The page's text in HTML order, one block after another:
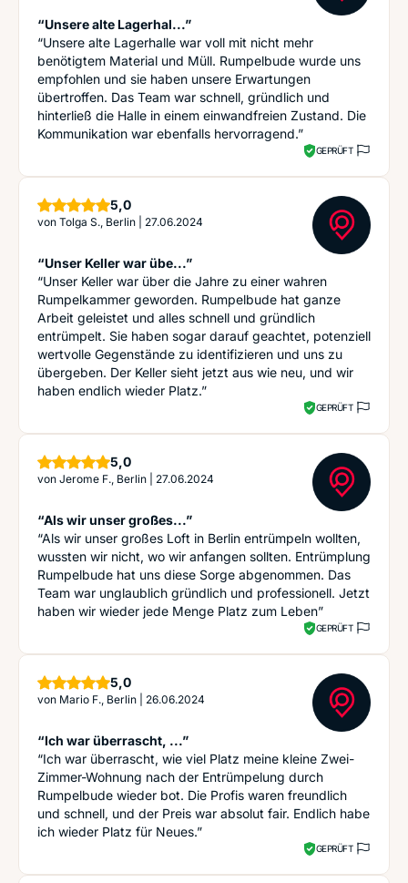
“Unsere alte Lagerhal...”
“Unsere alte Lagerhalle war voll mit nicht mehr
benötigtem Material und Müll. Rumpelbude wurde uns
empfohlen und sie haben unsere Erwartungen
übertroffen. Das Team war schnell, gründlich und
hinterließ die Halle in einem einwandfreien Zustand. Die
Kommunikation war ebenfalls hervorragend.”
GEPRÜFT
5,0Sterne
von Tolga S., Berlin 27.06.2024
“Unser Keller war übe...”
“Unser Keller war über die Jahre zu einer wahren
Rumpelkammer geworden. Rumpelbude hat ganze
Arbeit geleistet und alles schnell und gründlich
entrümpelt. Sie haben sogar darauf geachtet, potenziell
wertvolle Gegenstände zu identifizieren und uns zu
übergeben. Der Keller sieht jetzt aus wie neu, und wir
haben endlich wieder Platz.”
GEPRÜFT
5,0Sterne
von Jerome F., Berlin 27.06.2024
“Als wir unser großes...”
“Als wir unser großes Loft in Berlin entrümpeln wollten,
wussten wir nicht, wo wir anfangen sollten. Entrümplung
Rumpelbude hat uns diese Sorge abgenommen. Das
Team war unglaublich gründlich und professionell. Jetzt
haben wir wieder jede Menge Platz zum Leben”
GEPRÜFT
5,0Sterne
von Mario F., Berlin 26.06.2024
“Ich war überrascht, ...”
“Ich war überrascht, wie viel Platz meine kleine Zwei-
Zimmer-Wohnung nach der Entrümpelung durch
Rumpelbude wieder bot. Die Profis waren freundlich
und schnell, und der Preis war absolut fair. Endlich habe
ich wieder Platz für Neues.”
GEPRÜFT